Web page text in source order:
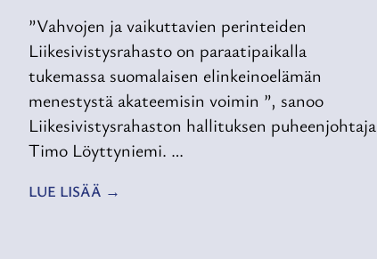
”Vahvojen ja vaikuttavien perinteiden
Liikesivistysrahasto on paraatipaikalla
tukemassa suomalaisen elinkeinoelämän
menestystä akateemisin voimin ”, sanoo
Liikesivistysrahaston hallituksen puheenjohtaja
Timo Löyttyniemi. …
LUE LISÄÄ